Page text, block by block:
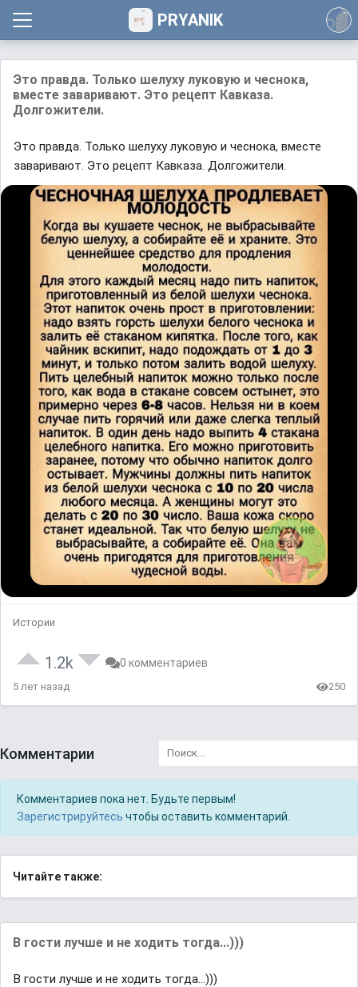
PRYANIK
Это правда. Только шелуху луковую и чеснока,
вместе заваривают. Это рецепт Кавказа.
Долгожители.
Это правда. Только шелуху луковую и чеснока, вместе
заваривают. Это рецепт Кавказа. Долгожители.
Истории
1.2k 0 комментариев
5 лет назад 250
Комментарии
Комментариев пока нет. Будьте первым!
Зарегистрируйтесь чтобы оставить комментарий.
Читайте также:
В гости лучше и не ходить тогда...)))
В гости лучше и не ходить тогда...)))